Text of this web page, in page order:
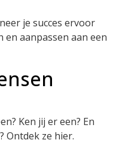
je succes ervoor
en aanpassen aan een
Ken jij er een? En
Ontdek ze hier.